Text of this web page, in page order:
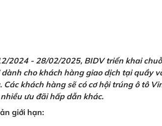
2024 - 28/02/2025, BIDV triển khai
dành cho khách hàng giao dịch tại quầy
khách hàng sẽ có cơ hội trúng ô tô
ưu đãi hấp dẫn khác.
giới hạn: